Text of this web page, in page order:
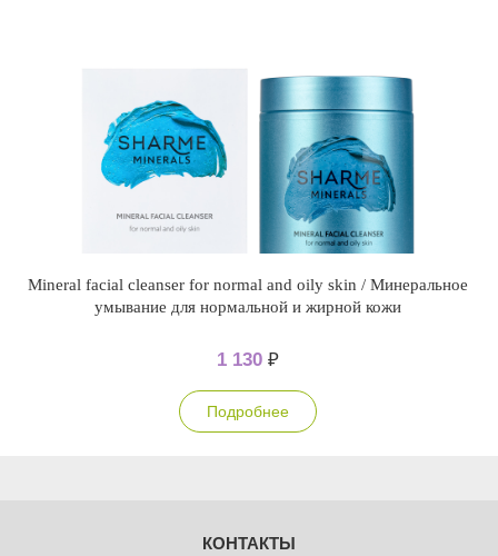
Mineral facial cleanser for normal and oily skin / Минеральное
умывание для нормальной и жирной кожи
1 130 ₽
Подробнее
КОНТАКТЫ